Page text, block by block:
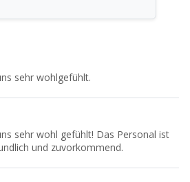
sehr wohlgefühlt.
sehr wohl gefühlt! Das Personal ist
und zuvorkommend.